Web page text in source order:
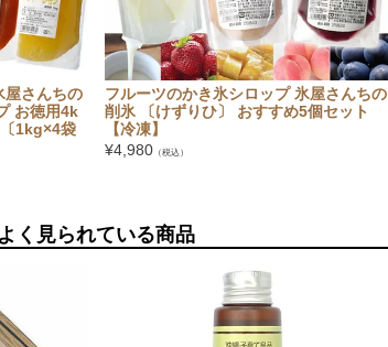
屋さんちの
お徳用4k
1kg×4袋
フルーツのかき氷シロップ 氷屋さんちの
削氷 〔けずりひ〕 おすすめ5個セット
【冷凍】
¥4,980 （税込）
よく見られている商品